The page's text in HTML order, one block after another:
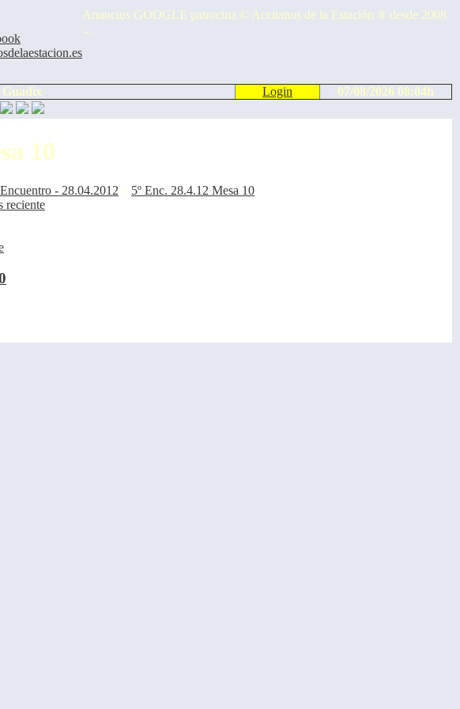
Anuncios GOOGLE patrocina © Accitanos de la Estación ® desde 2008
...
Guadix Login 07/08/2026 08:04h
10
- 28.04.2012 :: 5º Enc. 28.4.12 Mesa 10
reciente